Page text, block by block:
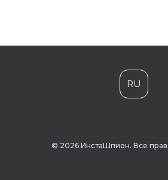
RU
© 2026 ИнстаШпион. Все